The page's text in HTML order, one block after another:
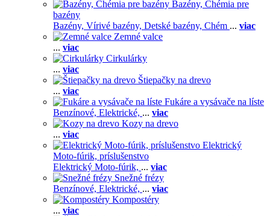
Bazény, Chémia pre
bazény
Bazény, Vírivé bazény, Detské bazény, Chém ... viac
Zemné valce
... viac
Cirkulárky
... viac
Štiepačky na drevo
... viac
Fukáre a vysávače na líste
Benzínové, Elektrické, ... viac
Kozy na drevo
... viac
Elektrický
Moto-fúrik, príslušenstvo
Elektrický Moto-fúrik, ... viac
Snežné frézy
Benzínové, Elektrické, ... viac
Kompostéry
... viac